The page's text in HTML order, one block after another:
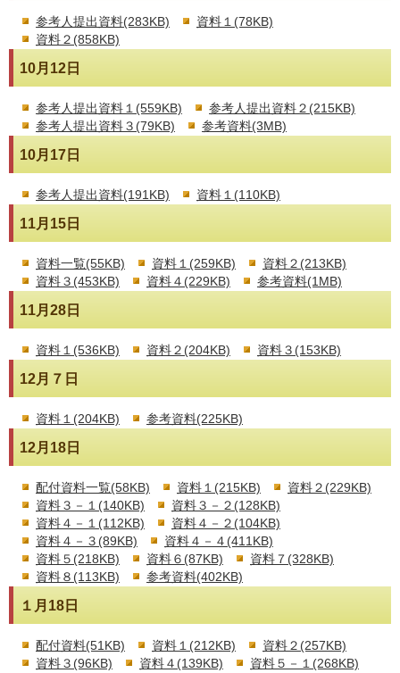
参考人提出資料(283KB)
資料１(78KB)
資料２(858KB)
10月12日
参考人提出資料１(559KB)
参考人提出資料２(215KB)
参考人提出資料３(79KB)
参考資料(3MB)
10月17日
参考人提出資料(191KB) 資料１(110KB)
11月15日
資料一覧(55KB) 資料１(259KB)
資料２(213KB)
資料３(453KB)
資料４(229KB) 参考資料(1MB)
11月28日
資料１(536KB) 資料２(204KB) 資料３(153KB)
12月７日
資料１(204KB) 参考資料(225KB)
12月18日
配付資料一覧(58KB) 資料１(215KB)
資料２(229KB)
資料３－１(140KB)
資料３－２(128KB)
資料４－１(112KB)
資料４－２(104KB)
資料４－３(89KB)
資料４－４(411KB)
資料５(218KB)
資料６(87KB)
資料７(328KB)
資料８(113KB)
参考資料(402KB)
１月18日
配付資料(51KB) 資料１(212KB)
資料２(257KB)
資料３(96KB)
資料４(139KB)
資料５－１(268KB)